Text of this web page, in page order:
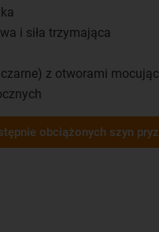
i siła trzymająca
z otworami
obciążonych szyn